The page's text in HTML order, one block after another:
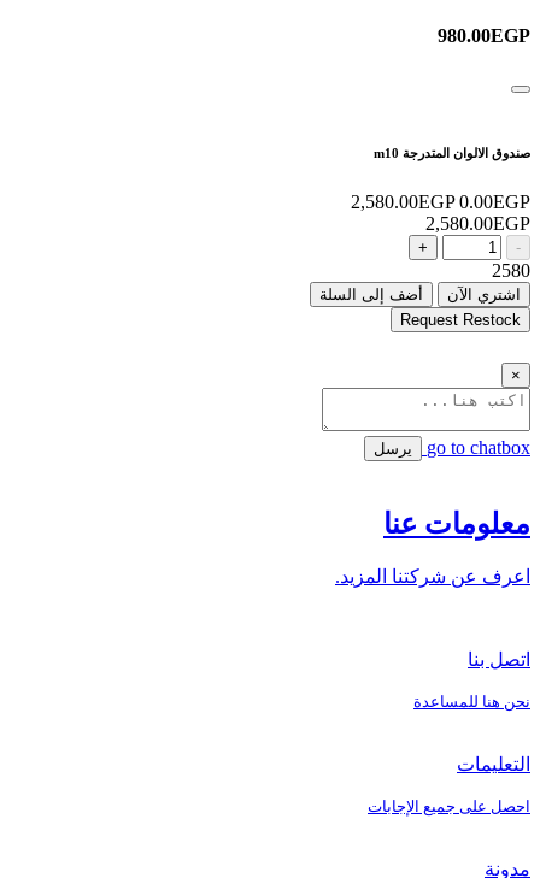
980.00EGP
صندوق الالوان المتدرجة m10
2,580.00EGP 0.00EGP
2,580.00EGP
-
+
2580
اشتري الآن
أضف إلى السلة
Request Restock
×
go to chatbox يرسل
معلومات عنا
اعرف عن شركتنا المزيد.
اتصل بنا
نحن هنا للمساعدة
التعليمات
احصل على جميع الإجابات
مدونة